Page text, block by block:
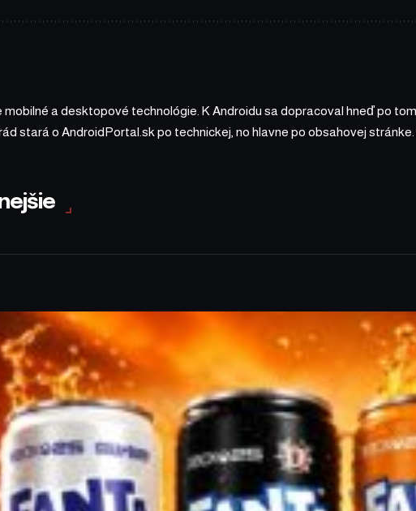
a desktopové technológie. K Androidu sa dopracoval hneď po
stará o AndroidPortal.sk po technickej, no hlavne po obsahovej